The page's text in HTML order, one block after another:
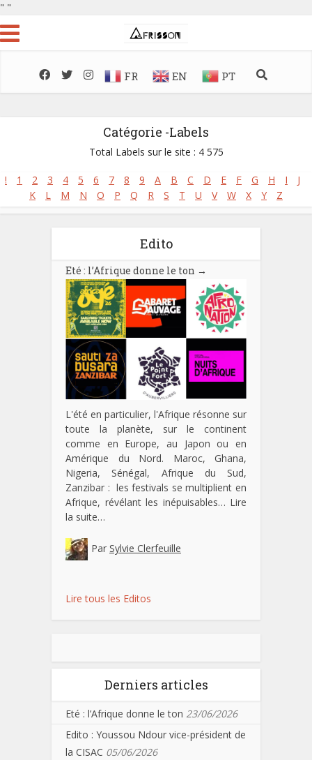
" "
FR EN PT
Catégorie -Labels
Total Labels sur le site : 4 575
! 1 2 3 4 5 6 7 8 9 A B C D E F G H I
J
K
L M N O P Q R S T U V W X Y Z
Edito
Eté : l’Afrique donne le ton →
L'été en particulier, l'Afrique résonne sur
toute la planète, sur le continent
comme en Europe, au Japon ou en
Amérique du Nord. Maroc, Ghana,
Nigeria, Sénégal, Afrique du Sud,
Zanzibar : les festivals se multiplient en
Afrique, révélant les inépuisables… Lire
la suite…
Par Sylvie Clerfeuille
Lire tous les Editos
Derniers articles
Eté : l’Afrique donne le ton 23/06/2026
Edito : Youssou Ndour vice-président de
la CISAC 05/06/2026